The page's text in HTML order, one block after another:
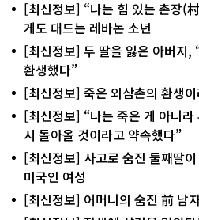
[최신정보] “나는 힘 있는 촌장(
게도 대드는 레바논 소년
[최신정보] 두 딸을 잃은 아버지,
환생했다”
[최신정보] 죽은 외삼촌의 환생
[최신정보] “나는 죽은 게 아니
시 돌아올 것이라고 약속했다”
[최신정보] 사고로 숨진 둘째딸
미국인 여성
[최신정보] 어머니의 숨진 前 남